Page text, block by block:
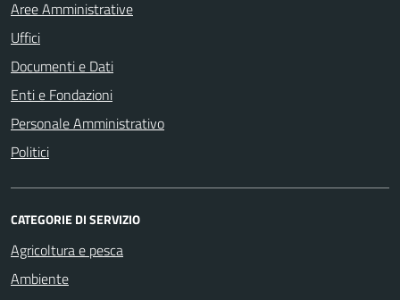
Aree Amministrative
Uffici
Documenti e Dati
Enti e Fondazioni
Personale Amministrativo
Politici
CATEGORIE DI SERVIZIO
Agricoltura e pesca
Ambiente